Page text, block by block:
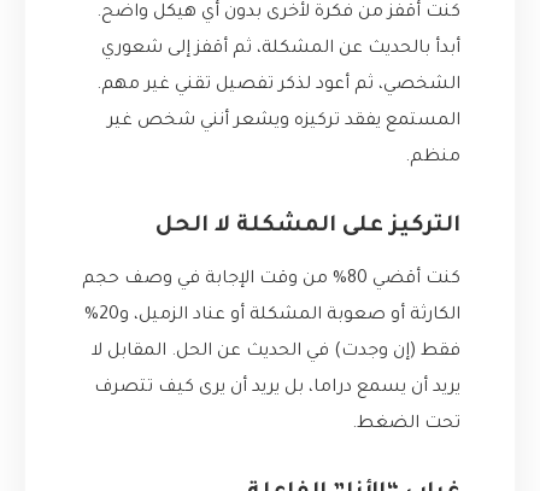
كنت أقفز من فكرة لأخرى بدون أي هيكل واضح.
أبدأ بالحديث عن المشكلة، ثم أقفز إلى شعوري
الشخصي، ثم أعود لذكر تفصيل تقني غير مهم.
المستمع يفقد تركيزه ويشعر أنني شخص غير
منظم.
التركيز على المشكلة لا الحل
كنت أقضي 80% من وقت الإجابة في وصف حجم
الكارثة أو صعوبة المشكلة أو عناد الزميل، و20%
فقط (إن وجدت) في الحديث عن الحل. المقابل لا
يريد أن يسمع دراما، بل يريد أن يرى كيف تتصرف
تحت الضغط.